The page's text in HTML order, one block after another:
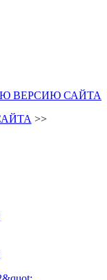
ВЕРСИЮ САЙТА
>>